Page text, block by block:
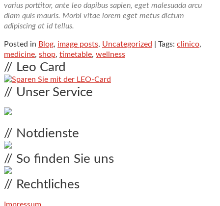
varius porttitor, ante leo dapibus sapien, eget malesuada arcu
diam quis mauris. Morbi vitae lorem eget metus dictum
adipiscing at id tellus.
Posted in Blog, image posts, Uncategorized | Tags: clinico,
medicine, shop, timetable, wellness
// Leo Card
// Unser Service
// Notdienste
// So finden Sie uns
// Rechtliches
Impressum